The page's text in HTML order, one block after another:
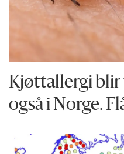
Kjøttallergi blir
også i Norge.